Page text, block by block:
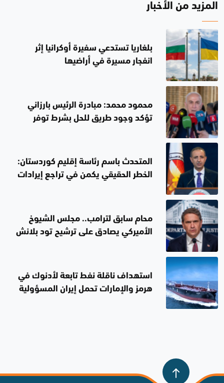
المزيد من الأخبار
بلغاريا تستدعي سفيرة أوكرانيا إثر
انفجار مسيرة في أراضيها
محمود محمد: مبادرة الرئيس بارزاني
تؤكد وجود طريق للحل بشرط توفر
المتحدث باسم رئاسة إقليم كوردستان:
الخطر الحقيقي يكمن في تراجع إيرادات
محام سابق لترامب.. مجلس الشيوخ
الأميركي يصادق على ترشيح تود بلانش
استهداف ناقلة نفط تابعة لأدنوك في
هرمز والإمارات تحمل إيران المسؤولية